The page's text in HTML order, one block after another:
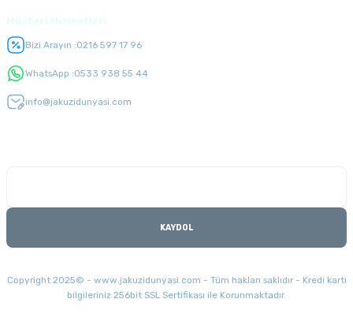
Bizi Arayın :0216 597 17 96
WhatsApp :0533 938 55 44
info@jakuzidunyasi.com
KAYDOL
Copyright 2025© - www.jakuzidunyasi.com - Tüm hakları saklıdır - Kredi kartı
bilgileriniz 256bit SSL Sertifikası ile Korunmaktadır.